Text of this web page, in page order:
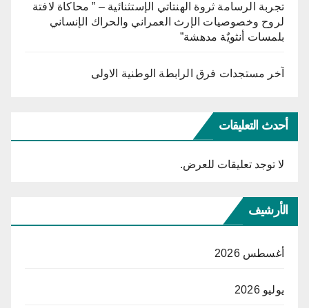
تجربة الرسامة ثروة الهنتاتي الإستثنائية – ” محاكاة لافتة
لروح وخصوصيات الإرث العمراني والحراك الإنساني
بلمسات أنثويٌة مدهشة”
آخر مستجدات فرق الرابطة الوطنية الاولى
أحدث التعليقات
لا توجد تعليقات للعرض.
الأرشيف
أغسطس 2026
يوليو 2026